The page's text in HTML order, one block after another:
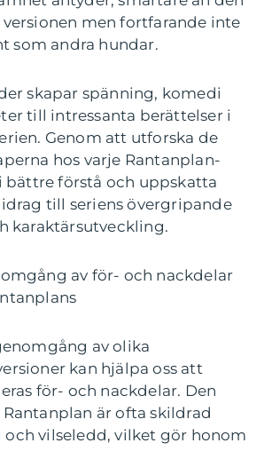
men fortfarande inte
som andra hundar.
skapar spänning, komedi
till intressanta berättelser i
Genom att utforska de
hos varje Rantanplan-
bättre förstå och uppskatta
till seriens övergripande
karaktärsutveckling.
av för- och nackdelar
av olika
kan hjälpa oss att
för- och nackdelar. Den
är ofta skildrad
vilseledd, vilket gör honom